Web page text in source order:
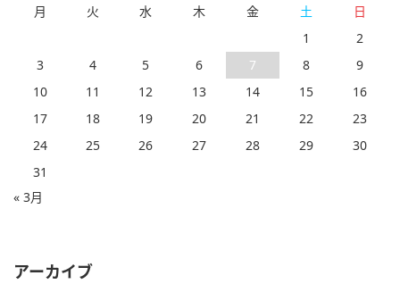
月
火 水 木 金 土
日
1
2
3
4 5 6 7 8
9
10
11 12 13 14 15
16
17
18 19 20 21 22
23
24
25 26 27 28 29
30
31
« 3月
アーカイブ